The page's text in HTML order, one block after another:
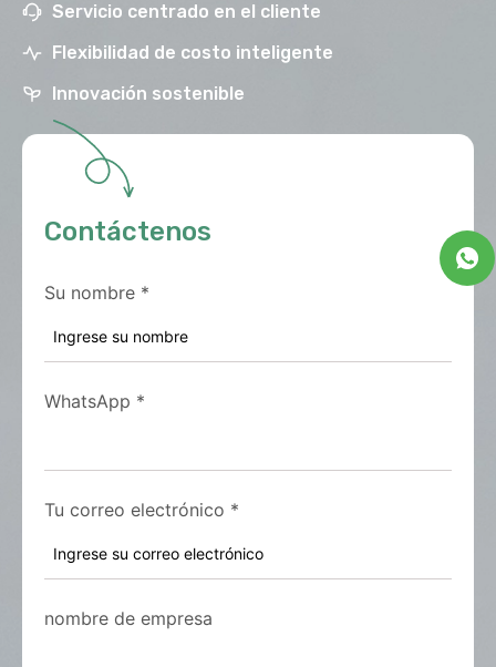
Servicio centrado en el cliente
Flexibilidad de costo inteligente
Innovación sostenible
Contáctenos
Su nombre *
WhatsApp *
Tu correo electrónico *
nombre de empresa